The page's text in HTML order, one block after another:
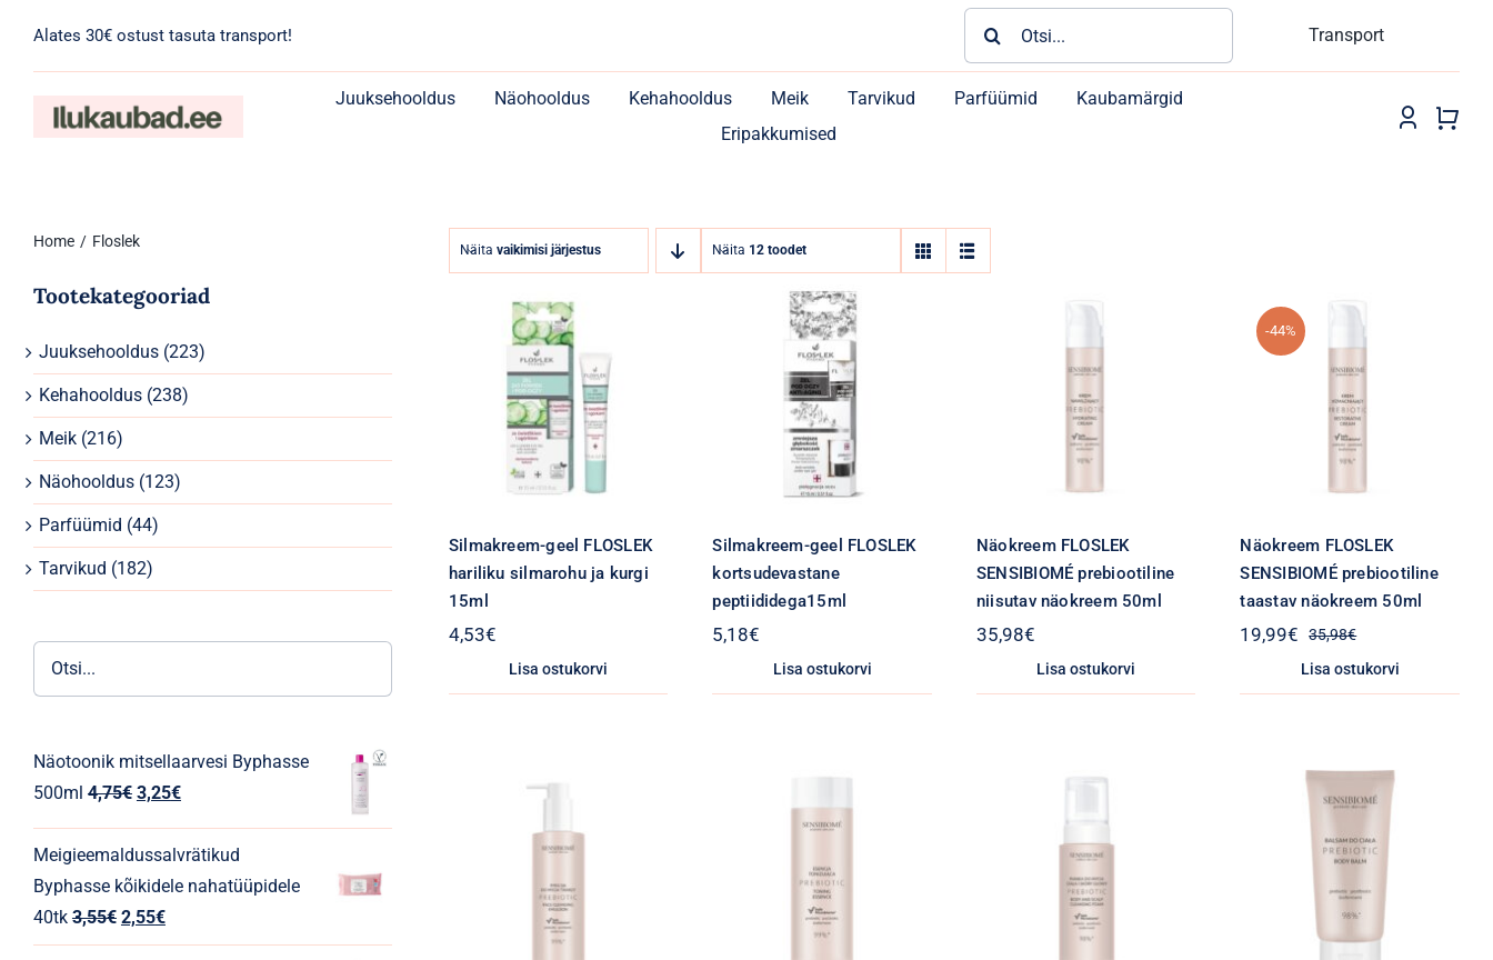
content
Alates 30€ ostust tasuta transport! Transport
Juuksehooldus Näohooldus Kehahooldus Meik Tarvikud Parfüümid
Kaubamärgid
Eripakkumised
Home Floslek
Tootekategooriad
Juuksehooldus (223)
Kehahooldus (238)
Meik (216)
Näohooldus (123)
Parfüümid (44)
Tarvikud (182)
Näotoonik mitsellaarvesi Byphasse
500ml 4,75€ Algne
oli:
4,75€.
3,25€Praegune
on:
3,25€.
Meigieemaldussalvrätikud
Byphasse kõikidele nahatüüpidele
40tk 3,55€ Algne
hind
2,55€Praegune
hind
Näita vaikimisi järjestus Näita 12 toodet
Silmakreem-geel FLOSLEK
hariliku silmarohu ja kurgi
15ml
4,53€
Lisa ostukorvi
Silmakreem-geel FLOSLEK
kortsudevastane
peptiididega15ml
5,18€
Lisa ostukorvi
Näokreem FLOSLEK
SENSIBIOMÉ prebiootiline
niisutav näokreem 50ml
35,98€
Lisa ostukorvi
-44%
Näokreem FLOSLEK
SENSIBIOMÉ prebiootiline
taastav näokreem 50ml
35,98€Algne
hind
oli:
19,99€
Praegune
hind
on:
Lisa ostukorvi